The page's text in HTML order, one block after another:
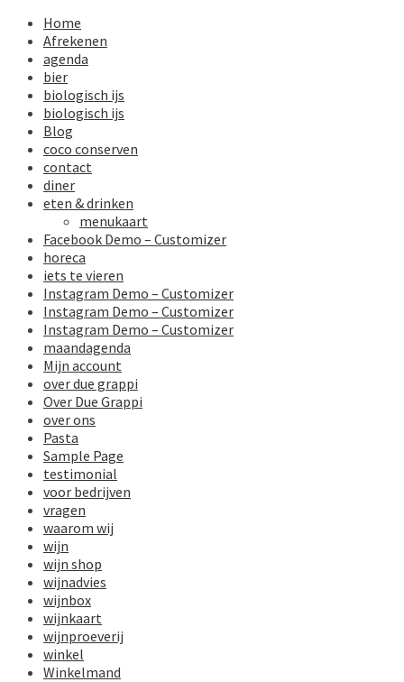
Home
Afrekenen
agenda
bier
biologisch ijs
biologisch ijs
Blog
coco conserven
contact
diner
eten & drinken
menukaart
Facebook Demo – Customizer
horeca
iets te vieren
Instagram Demo – Customizer
Instagram Demo – Customizer
Instagram Demo – Customizer
maandagenda
Mijn account
over due grappi
Over Due Grappi
over ons
Pasta
Sample Page
testimonial
voor bedrijven
vragen
waarom wij
wijn
wijn shop
wijnadvies
wijnbox
wijnkaart
wijnproeverij
winkel
Winkelmand